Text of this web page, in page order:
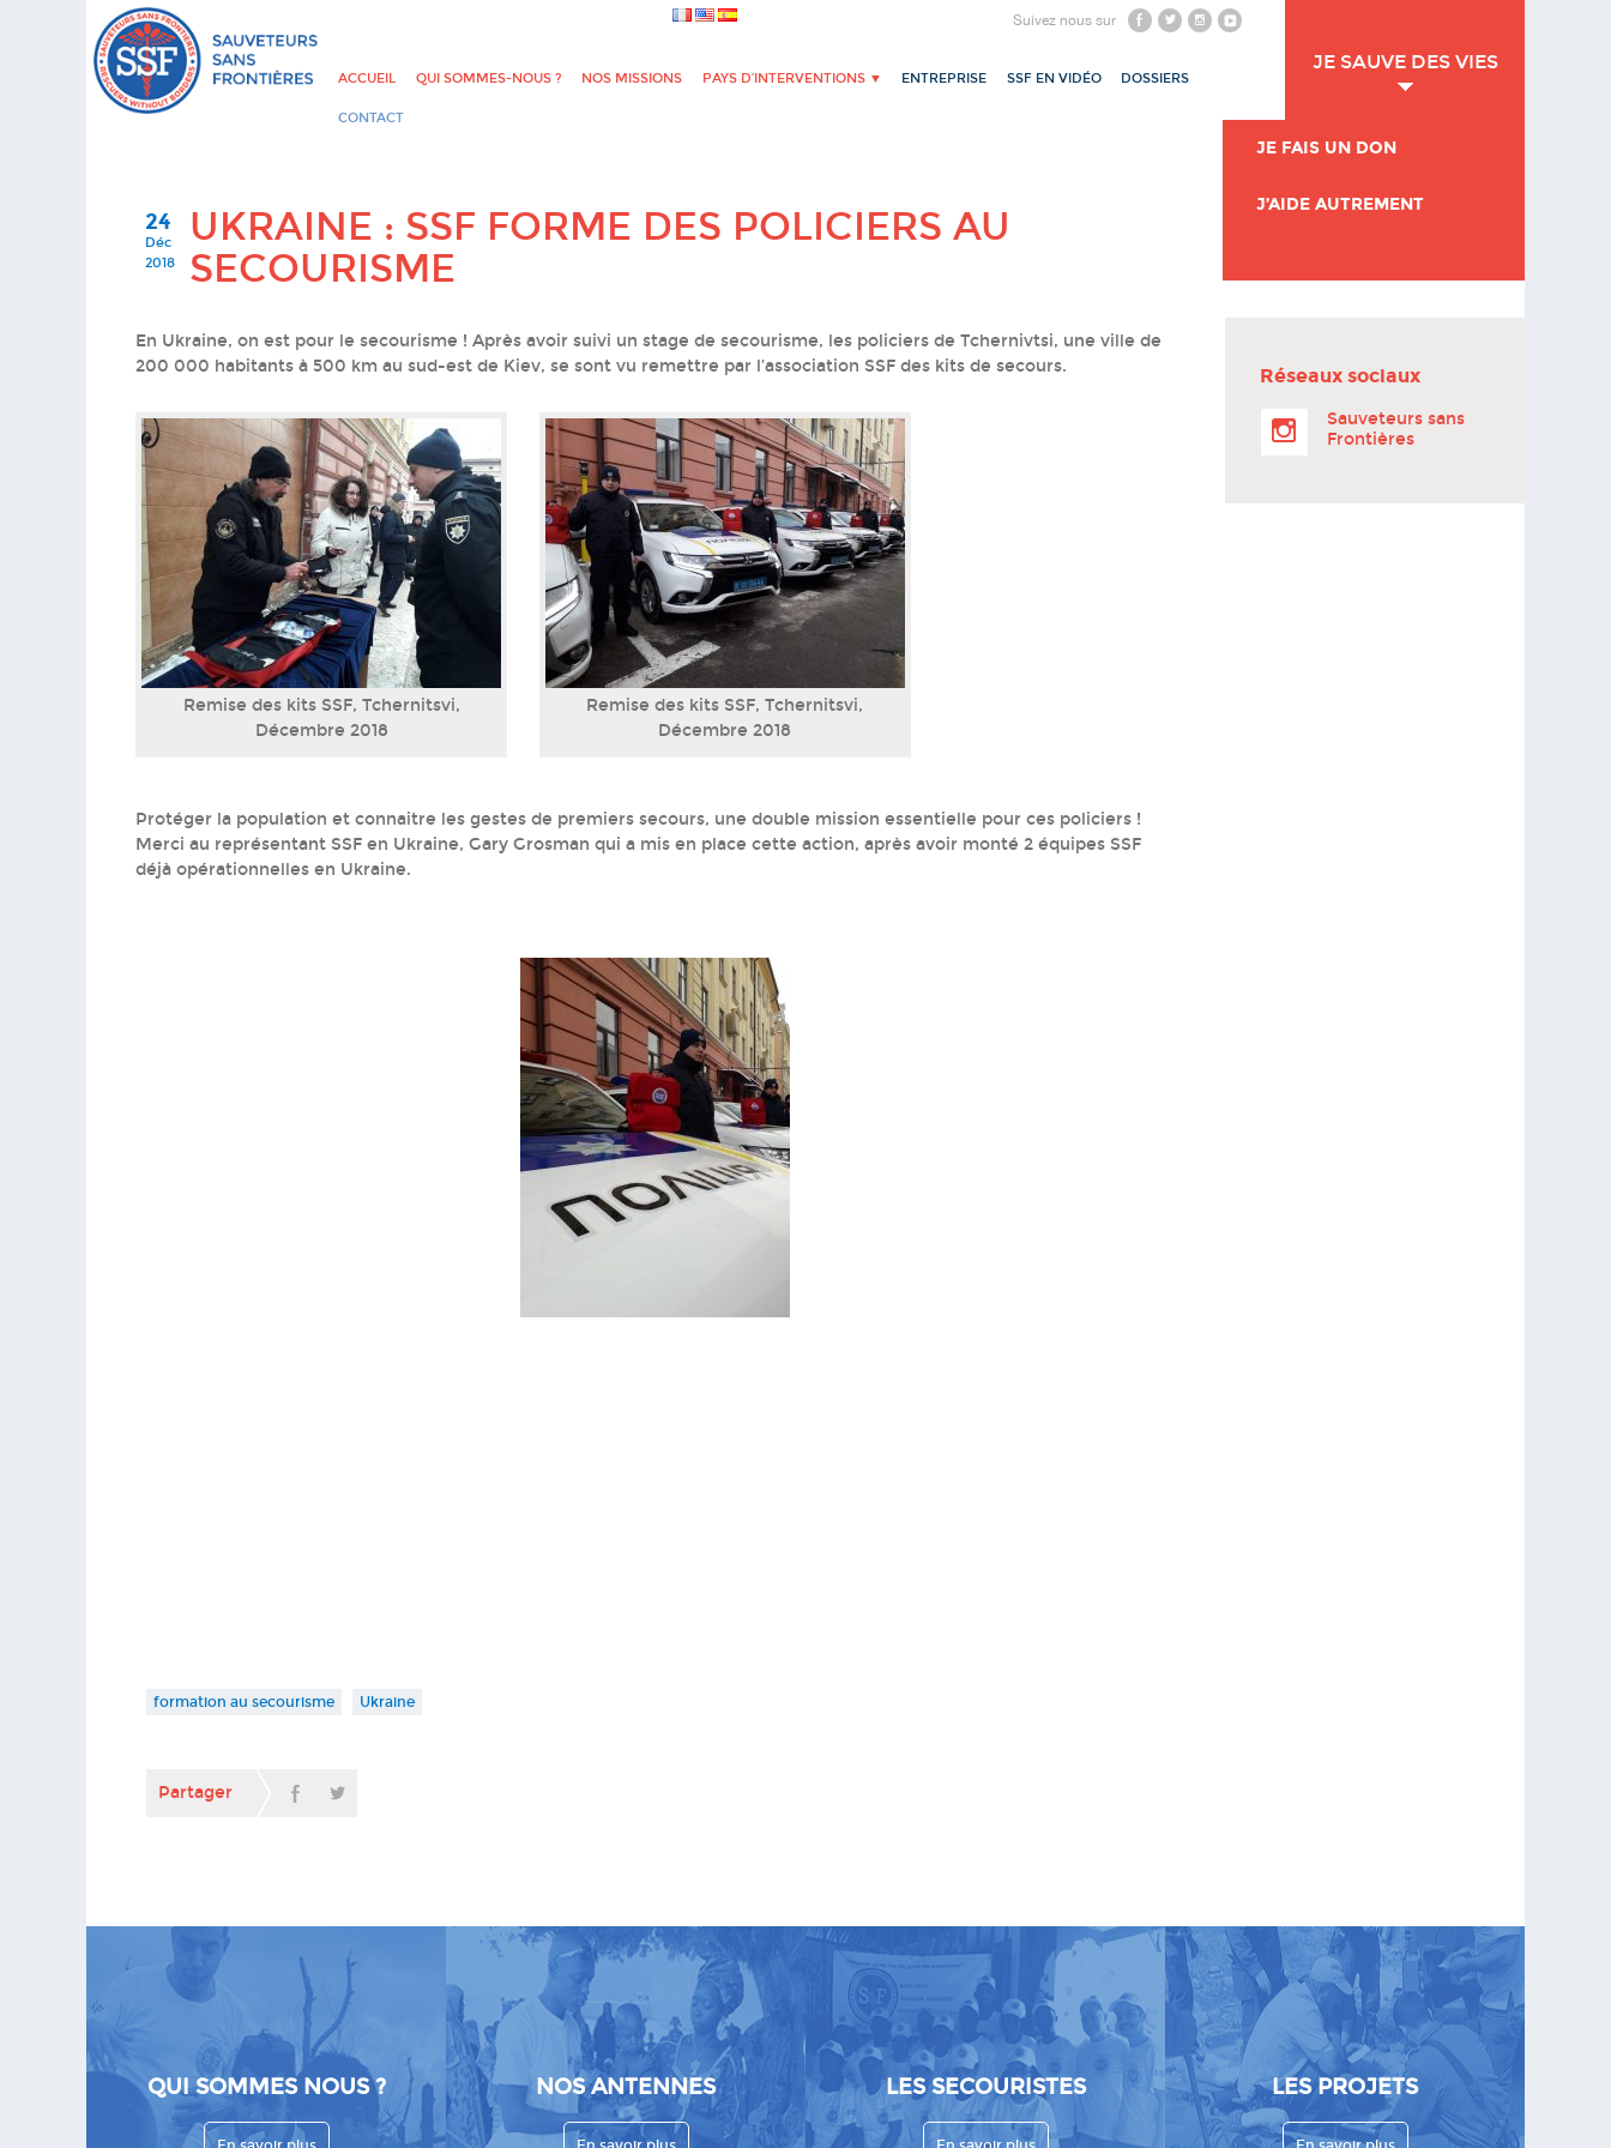
Suivez nous sur
ACCUEIL QUI SOMMES-NOUS ? NOS MISSIONS PAYS D’INTERVENTIONS ▼ ENTREPRISE SSF EN VIDÉO DOSSIERS
CONTACT
JE SAUVE DES VIES
JE FAIS UN DON
J’AIDE AUTREMENT
24
Déc
2018
UKRAINE : SSF FORME DES POLICIERS AU
SECOURISME
En Ukraine, on est pour le secourisme ! Après avoir suivi un stage de secourisme, les policiers de Tchernivtsi, une ville de
200 000 habitants à 500 km au sud-est de Kiev, se sont vu remettre par l’association SSF des kits de secours.
Remise des kits SSF, Tchernitsvi,
Décembre 2018
Remise des kits SSF, Tchernitsvi,
Décembre 2018
Protéger la population et connaitre les gestes de premiers secours, une double mission essentielle pour ces policiers !
Merci au représentant SSF en Ukraine, Gary Grosman qui a mis en place cette action, après avoir monté 2 équipes SSF
déjà opérationnelles en Ukraine.
formation au secourisme Ukraine
Partager
Réseaux sociaux
Sauveteurs sans
Frontières
QUI SOMMES NOUS ? NOS ANTENNES LES SECOURISTES LES PROJETS